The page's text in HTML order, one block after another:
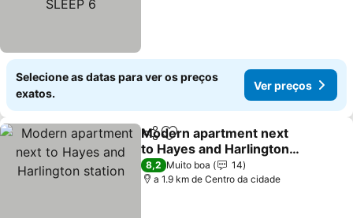
Selecione as datas para ver os preços
exatos.
Ver preços
PartilharAdicionar aos favoritos
Modern apartment next
to Hayes and Harlington
station
Ver preços
8,2 Muito boa
14
a 1.9 km de Centro da cidade